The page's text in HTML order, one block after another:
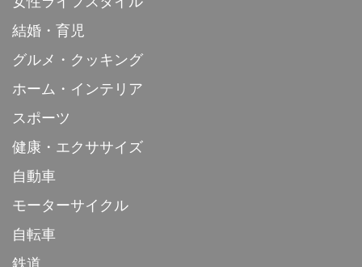
結婚・育児
グルメ・クッキング
ホーム・インテリア
スポーツ
健康・エクササイズ
自動車
モーターサイクル
自転車